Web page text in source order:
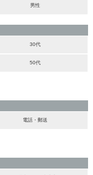
男性
30代
50代
電話・郵送